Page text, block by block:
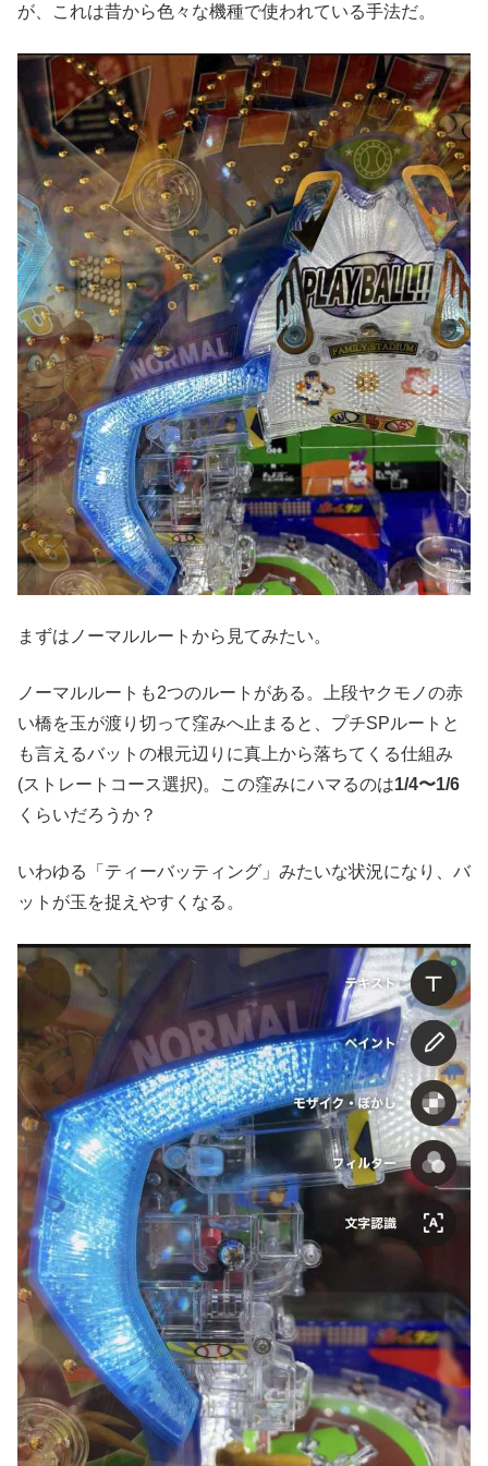
が、これは昔から色々な機種で使われている手法だ。
まずはノーマルルートから見てみたい。
ノーマルルートも2つのルートがある。上段ヤクモノの赤
い橋を玉が渡り切って窪みへ止まると、プチSPルートと
も言えるバットの根元辺りに真上から落ちてくる仕組み
(ストレートコース選択)。この窪みにハマるのは1/4〜1/6
くらいだろうか？
いわゆる「ティーバッティング」みたいな状況になり、バ
ットが玉を捉えやすくなる。